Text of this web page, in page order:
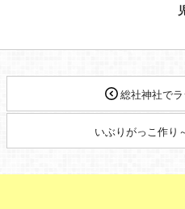
総社神社で
いぶりがっこ作り